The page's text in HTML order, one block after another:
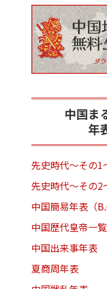
中国ま
年
先史時代～その1
先史時代～その2
中国簡易年表（
中国歴代皇帝一覧
中国出来事年表
夏商周年表